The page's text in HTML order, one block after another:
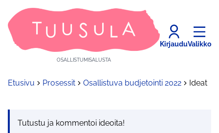
OSALLISTUMISALUSTA
KirjauduValikko
Etusivu Prosessit Osallistuva budjetointi 2022 Ideat
Tutustu ja kommentoi ideoita!